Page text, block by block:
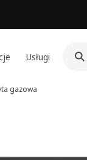
Usługi
gazowa